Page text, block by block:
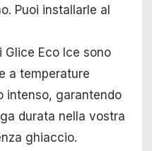
Puoi installarle al
Glice Eco Ice sono
a temperature
intenso, garantendo
durata nella vostra
ghiaccio.